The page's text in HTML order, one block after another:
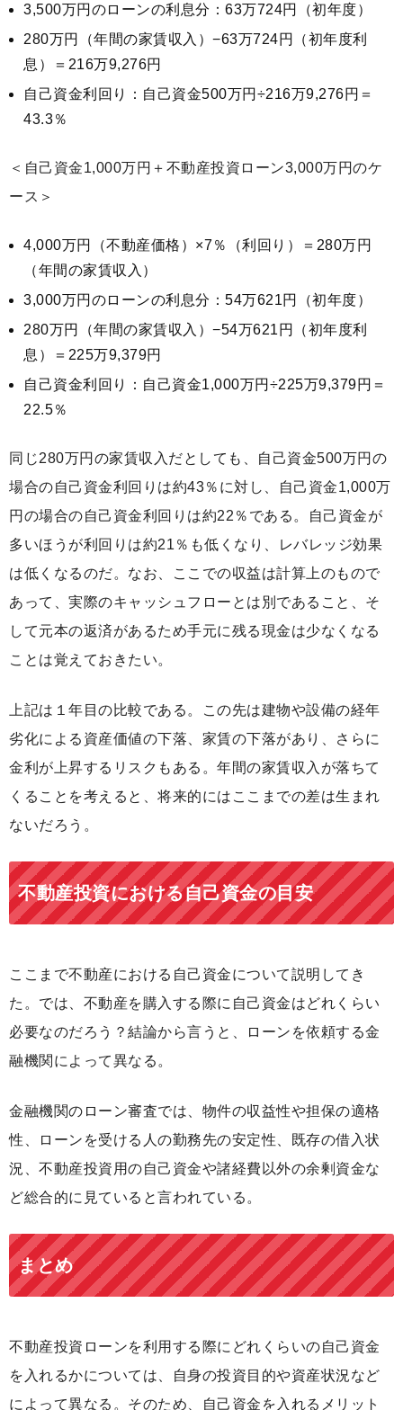
3,500万円のローンの利息分：63万724円（初年度）
280万円（年間の家賃収入）−63万724円（初年度利
息）＝216万9,276円
自己資金利回り：自己資金500万円÷216万9,276円＝
43.3％
＜自己資金1,000万円＋不動産投資ローン3,000万円のケ
ース＞
4,000万円（不動産価格）×7％（利回り）＝280万円
（年間の家賃収入）
3,000万円のローンの利息分：54万621円（初年度）
280万円（年間の家賃収入）−54万621円（初年度利
息）＝225万9,379円
自己資金利回り：自己資金1,000万円÷225万9,379円＝
22.5％
同じ280万円の家賃収入だとしても、自己資金500万円の
場合の自己資金利回りは約43％に対し、自己資金1,000万
円の場合の自己資金利回りは約22％である。自己資金が
多いほうが利回りは約21％も低くなり、レバレッジ効果
は低くなるのだ。なお、ここでの収益は計算上のもので
あって、実際のキャッシュフローとは別であること、そ
して元本の返済があるため手元に残る現金は少なくなる
ことは覚えておきたい。
上記は１年目の比較である。この先は建物や設備の経年
劣化による資産価値の下落、家賃の下落があり、さらに
金利が上昇するリスクもある。年間の家賃収入が落ちて
くることを考えると、将来的にはここまでの差は生まれ
ないだろう。
不動産投資における自己資金の目安
ここまで不動産における自己資金について説明してき
た。では、不動産を購入する際に自己資金はどれくらい
必要なのだろう？結論から言うと、ローンを依頼する金
融機関によって異なる。
金融機関のローン審査では、物件の収益性や担保の適格
性、ローンを受ける人の勤務先の安定性、既存の借入状
況、不動産投資用の自己資金や諸経費以外の余剰資金な
ど総合的に見ていると言われている。
まとめ
不動産投資ローンを利用する際にどれくらいの自己資金
を入れるかについては、自身の投資目的や資産状況など
によって異なる。そのため、自己資金を入れるメリット